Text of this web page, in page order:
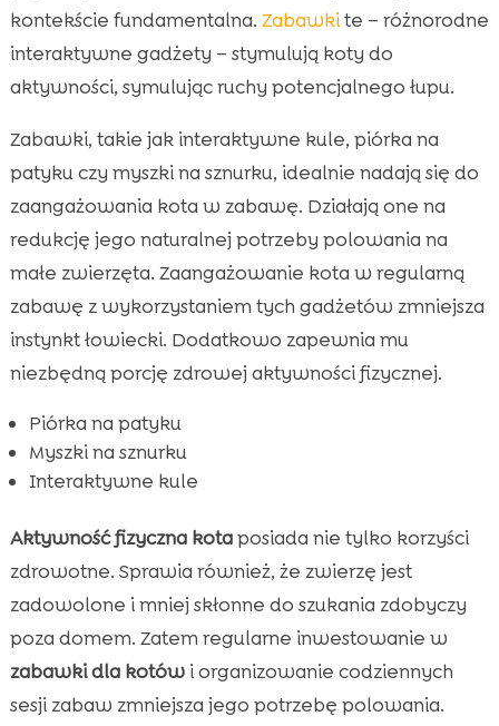
kontekście fundamentalna. Zabawkite – różnorodne
interaktywne gadżety – stymulują koty do
aktywności, symulując ruchy potencjalnego łupu.
Zabawki, takie jak interaktywne kule, piórka na
patyku czy myszki na sznurku, idealnie nadają się do
zaangażowania kota w zabawę. Działają one na
redukcję jego naturalnej potrzeby polowania na
małe zwierzęta. Zaangażowanie kota w regularną
zabawę z wykorzystaniem tych gadżetów zmniejsza
instynkt łowiecki. Dodatkowo zapewnia mu
niezbędną porcję zdrowej aktywności fizycznej.
Piórka na patyku
Myszki na sznurku
Interaktywne kule
Aktywność fizyczna kotaposiada nie tylko korzyści
zdrowotne. Sprawia również, że zwierzę jest
zadowolone i mniej skłonne do szukania zdobyczy
poza domem. Zatem regularne inwestowanie w
zabawki dla kotówi organizowanie codziennych
sesji zabaw zmniejsza jego potrzebę polowania.